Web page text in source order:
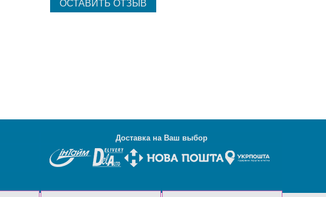
Доставка на Ваш выбор